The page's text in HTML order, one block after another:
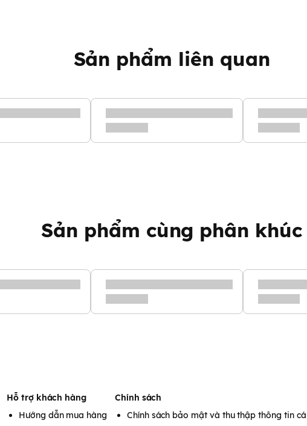
Sản phẩm liên quan
Sản phẩm cùng phân khúc
Hỗ trợ khách hàng
Hướng dẫn mua hàng
Chính sách
Chính sách bảo mật và thu thập thông tin